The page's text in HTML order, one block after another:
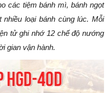
các tiệm bánh mì, bánh ngọt
loại bánh cùng lúc. Mỗi
tử ghi nhớ 12 chế độ nướng
gian vận hành.